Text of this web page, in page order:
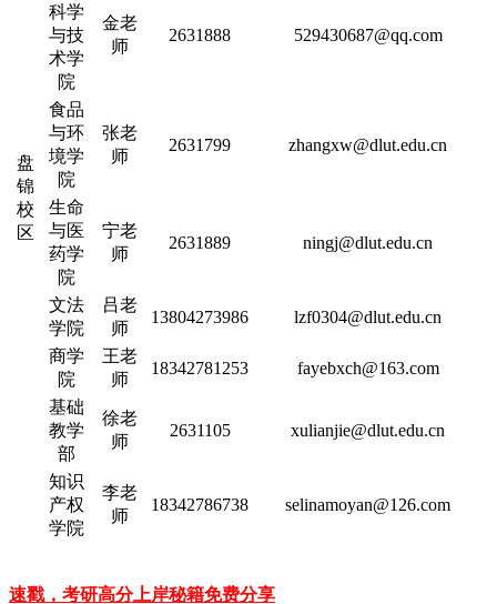
盘
锦
校
区
科学
与技
术学
院
金老
师
2631888 529430687@qq.com
食品
与环
境学
院
张老
师
2631799 zhangxw@dlut.edu.cn
生命
与医
药学
院
宁老
师
2631889 ningj@dlut.edu.cn
文法
学院
吕老
师
13804273986 lzf0304@dlut.edu.cn
商学
院
王老
师
18342781253 fayebxch@163.com
基础
教学
部
徐老
师
2631105 xulianjie@dlut.edu.cn
知识
产权
学院
李老
师
18342786738 selinamoyan@126.com
速戳，考研高分上岸秘籍免费分享